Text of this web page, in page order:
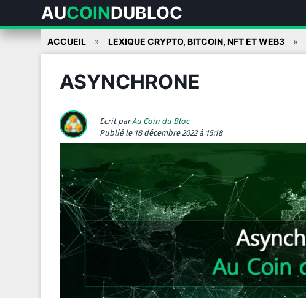
AUCOINDUBLOC
Skip
ACCUEIL LEXIQUE CRYPTO, BITCOIN, NFT ET WEB3
ASYNCHRONE
Ecrit parAu Coin du Bloc
Publié le 18 décembre 2022 à 15:18